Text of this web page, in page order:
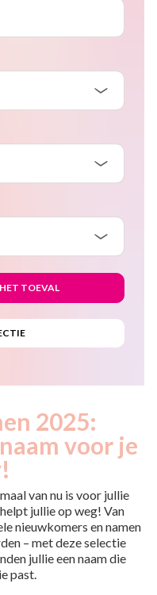
2025:
voor je
van nu is voor jullie
jullie op weg! Van
nieuwkomers en namen
– met deze selectie
jullie een naam die
past.